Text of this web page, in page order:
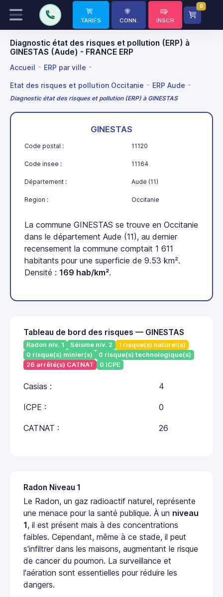
TARIFS CONN. INSCR
0
Diagnostic état des risques et pollution (ERP) à
GINESTAS (Aude) - FRANCE ERP
Accueil ERP par ville
Etat des risques et pollution Occitanie ERP Aude
Diagnostic état des risques et pollution (ERP) à GINESTAS
GINESTAS
Code postal : 11120
Code insee : 11164
Département : Aude (11)
Region : Occitanie
La commune GINESTAS se trouve en Occitanie
dans le département Aude (11), au dernier
recensement la commune comptait 1 611
habitants pour une superficie de 9.53 km².
Densité : 169 hab/km².
Tableau de bord des risques — GINESTAS
Radon niv. 1 Séisme niv. 2
1 risque(s) naturel(s)
0 risque(s) minier(s)
0 risque(s) technologique(s)
26 arrêté(s) CATNAT
0 ICPE
Casias : 4
ICPE : 0
CATNAT : 26
Radon Niveau 1
Le Radon, un gaz radioactif naturel, représente
une menace pour la santé publique. À un niveau
1, il est présent mais à des concentrations
faibles. Cependant, même à ce stade, il peut
s'infiltrer dans les maisons, augmentant le risque
de cancer du poumon. La surveillance et
l'aération sont essentielles pour réduire les
dangers.